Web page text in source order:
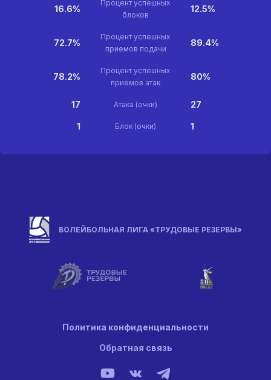
16.6%
Процент успешных
блоков
12.5%
72.7%
Процент успешных
приемов подачи
89.4%
78.2%
Процент успешных
приемов атак
80%
17 Атака (очки) 27
1 Блок (очки) 1
ВОЛЕЙБОЛЬНАЯ ЛИГА «ТРУДОВЫЕ РЕЗЕРВЫ»
Политика конфиденциальности
Обратная связь